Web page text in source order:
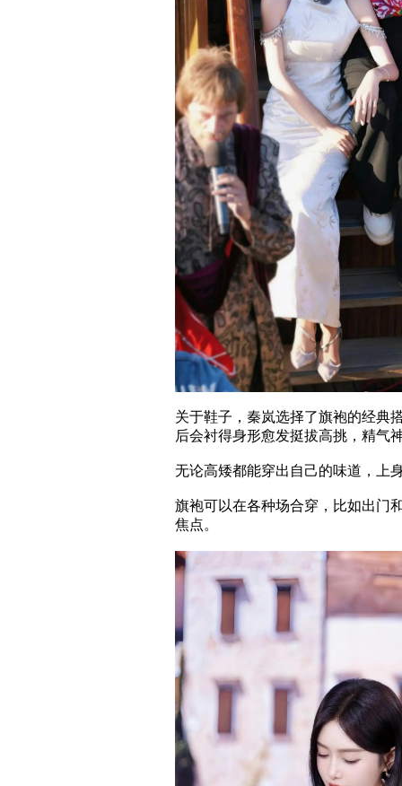
关于鞋子，秦岚选择了旗袍的经典
后会衬得身形愈发挺拔高挑，精气
无论高矮都能穿出自己的味道，上
旗袍可以在各种场合穿，比如出门
焦点。